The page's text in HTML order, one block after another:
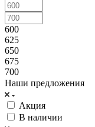
600
625
650
675
700
Наши предложения
Акция
В наличии